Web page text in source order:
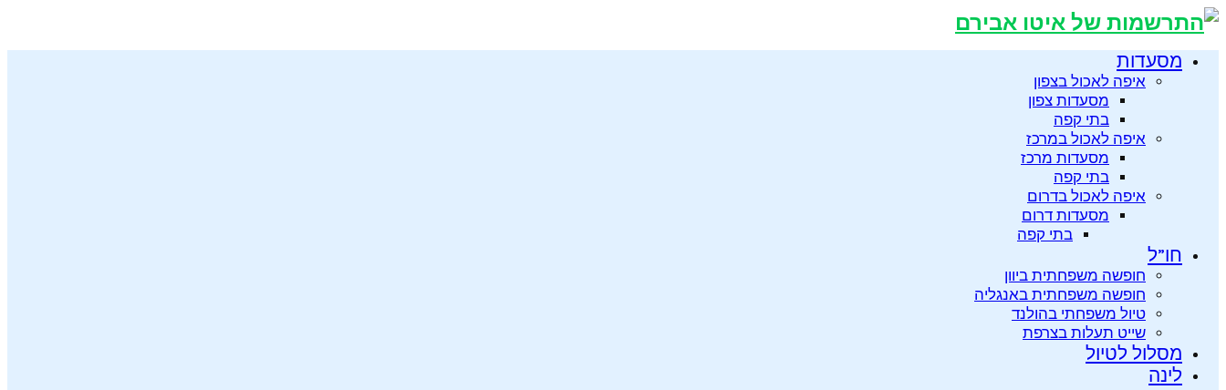
מסעדות
איפה לאכול בצפון
מסעדות צפון
בתי קפה
איפה לאכול במרכז
מסעדות מרכז
בתי קפה
איפה לאכול בדרום
מסעדות דרום
בתי קפה
חו”ל
חופשה משפחתית ביוון
חופשה משפחתית באנגליה
טיול משפחתי בהולנד
שייט תעלות בצרפת
מסלול לטיול
לינה